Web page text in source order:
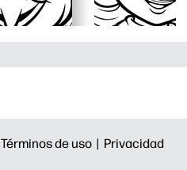
Términos de uso | Privacidad